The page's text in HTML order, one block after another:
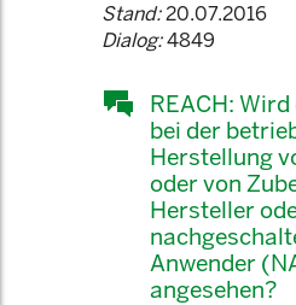
Stand:20.07.2016
Dialog:4849
REACH:
bei der
Herstellung
oder von
Hersteller
Anwender
angesehen?